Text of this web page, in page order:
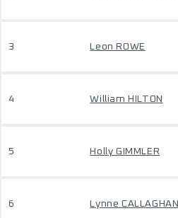
3 Leon ROWE
4 William HILTON
5 Holly GIMMLER
6 Lynne CALLAGHAN